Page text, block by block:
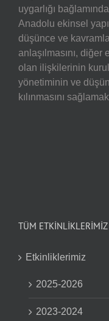
uygarlığı
Anadolu ekinsel
düşünce ve
anlaşılmasını,
olan ilişkilerinin
yönetiminin ve
kılınmasını
TÜM ETKİNLİKLERİMİZ
Etkinliklerimiz
2025-2026
2023-2024